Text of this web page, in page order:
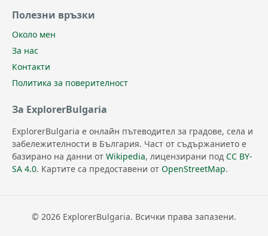
Полезни връзки
Около мен
За нас
Контакти
Политика за поверителност
За ExplorerBulgaria
ExplorerBulgaria е онлайн пътеводител за градове, села и
забележителности в България. Част от съдържанието е
базирано на данни от Wikipedia, лицензирани под CC BY-
SA 4.0. Картите са предоставени от OpenStreetMap.
© 2026 ExplorerBulgaria. Всички права запазени.